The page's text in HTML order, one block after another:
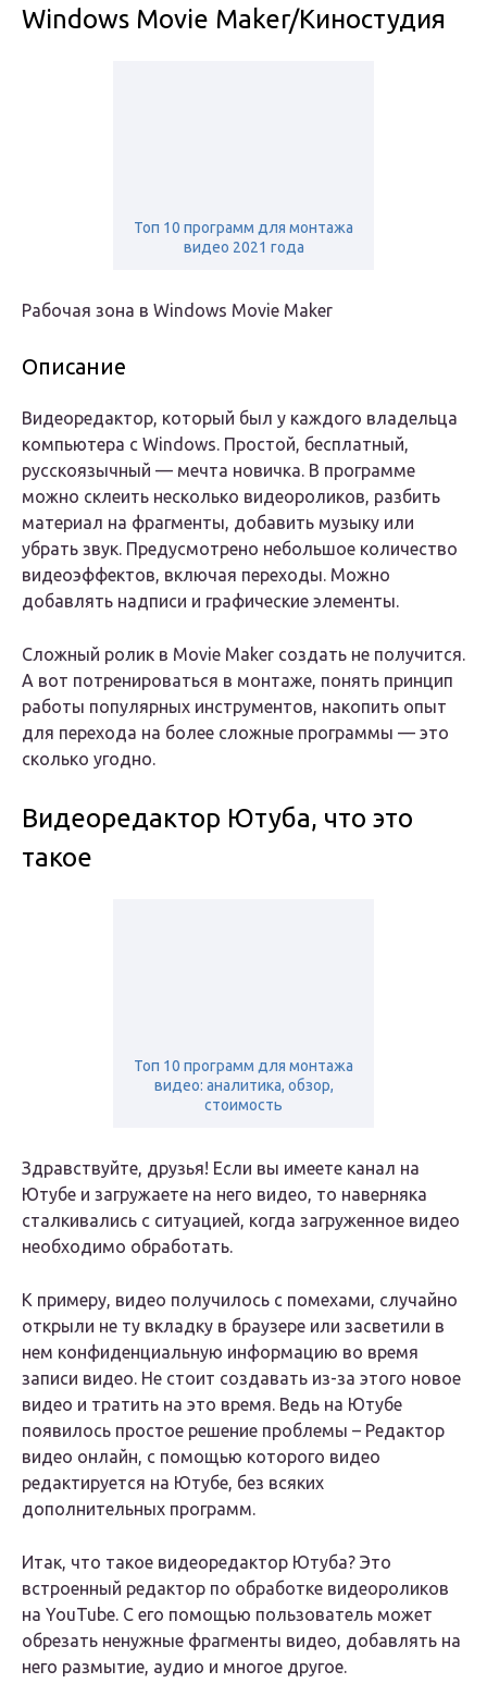
Windows Movie Maker/Киностудия
Топ 10 программ для монтажа
видео 2021 года
Рабочая зона в Windows Movie Maker
Описание
Видеоредактор, который был у каждого владельца
компьютера с Windows. Простой, бесплатный,
русскоязычный — мечта новичка. В программе
можно склеить несколько видеороликов, разбить
материал на фрагменты, добавить музыку или
убрать звук. Предусмотрено небольшое количество
видеоэффектов, включая переходы. Можно
добавлять надписи и графические элементы.
Сложный ролик в Movie Maker создать не получится.
А вот потренироваться в монтаже, понять принцип
работы популярных инструментов, накопить опыт
для перехода на более сложные программы — это
сколько угодно.
Видеоредактор Ютуба, что это
такое
Топ 10 программ для монтажа
видео: аналитика, обзор,
стоимость
Здравствуйте, друзья! Если вы имеете канал на
Ютубе и загружаете на него видео, то наверняка
сталкивались с ситуацией, когда загруженное видео
необходимо обработать.
К примеру, видео получилось с помехами, случайно
открыли не ту вкладку в браузере или засветили в
нем конфиденциальную информацию во время
записи видео. Не стоит создавать из-за этого новое
видео и тратить на это время. Ведь на Ютубе
появилось простое решение проблемы – Редактор
видео онлайн, с помощью которого видео
редактируется на Ютубе, без всяких
дополнительных программ.
Итак, что такое видеоредактор Ютуба? Это
встроенный редактор по обработке видеороликов
на YouTube. С его помощью пользователь может
обрезать ненужные фрагменты видео, добавлять на
него размытие, аудио и многое другое.